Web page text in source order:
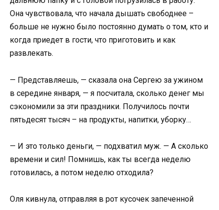
Она чувствовала, что начала дышать свободнее –
больше не нужно было постоянно думать о том, кто и
когда приедет в гости, что приготовить и как
развлекать.
— Представляешь, — сказала она Сергею за ужином
в середине января, — я посчитала, сколько денег мы
сэкономили за эти праздники. Получилось почти
пятьдесят тысяч – на продукты, напитки, уборку…
— И это только деньги, — подхватил муж. — А сколько
времени и сил! Помнишь, как ты всегда неделю
готовилась, а потом неделю отходила?
Оля кивнула, отправляя в рот кусочек запеченной